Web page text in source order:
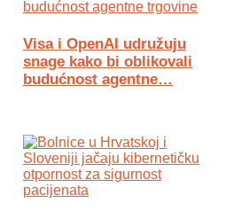
Visa i OpenAI udružuju
snage kako bi oblikovali
budućnost agentne…